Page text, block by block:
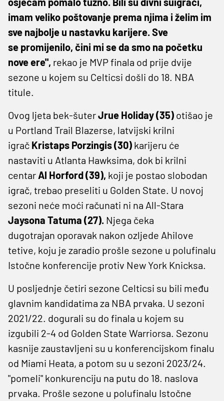
imam veliko poštovanje prema njima i želim im
sve najbolje u nastavku karijere. Sve
se promijenilo, čini mi se da smo na početku
nove ere", rekao je MVP finala od prije dvije
sezone u kojem su Celticsi došli do 18. NBA
titule.
Ovog ljeta bek-šuterJrue Holiday (35) otišao je
u Portland Trail Blazerse, latvijski krilni
igrač Kristaps Porzingis (30) karijeru će
nastaviti u Atlanta Hawksima, dok bi krilni
centar Al Horford (39), koji je postao slobodan
igrač, trebao preseliti u Golden State. U novoj
sezoni neće moći računati ni na All-Stara
Jaysona Tatuma (27). Njega čeka
dugotrajan oporavak nakon ozljede Ahilove
tetive, koju je zaradio prošle sezone u polufinalu
Istočne konferencije protiv New York Knicksa.
U posljednje četiri sezone Celticsi su bili među
glavnim kandidatima za NBA prvaka. U sezoni
2021/22. dogurali su do finala u kojem su
izgubili 2-4 od Golden State Warriorsa. Sezonu
kasnije zaustavljeni su u konferencijskom finalu
od Miami Heata, a potom su u sezoni 2023/24.
"pomeli" konkurenciju na putu do 18. naslova
prvaka. Prošle sezone u polufinalu Istočne